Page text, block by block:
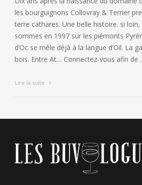
les bourguignons Collovray & Terrier
terre cathares. Une belle histoire. si
sommes en 1997 sur les piémonts
d’Oc se mêle déjà à la langue d’Oil. La
bois. Entre At… Connectez-vous afin de
Lire la suite